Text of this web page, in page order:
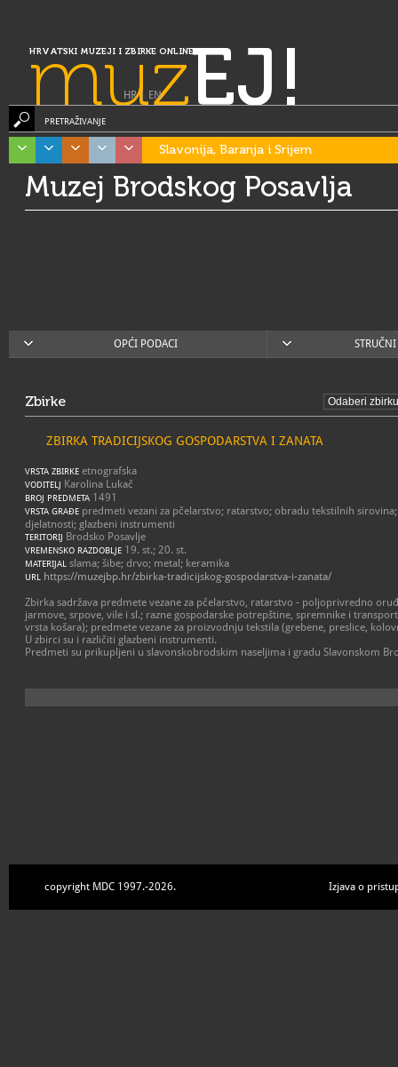
HRVATSKI MUZEJI I ZBIRKE ONLINE
muzEJ!
HR| EN
PRETRAŽIVANJE
Slavonija, Baranja i Srijem
Muzej Brodskog Posavlja
OPĆI PODACI
Zbirke
ZBIRKA TRADICIJSKOG GOSPODARSTVA I ZANATA
VRSTA ZBIRKE etnografska
VODITELJ Karolina Lukač
BROJ PREDMETA 1491
VRSTA GRAĐE predmeti vezani za pčelarstvo; ratarstvo; obradu tekstilnih
djelatnosti; glazbeni instrumenti
TERITORIJ Brodsko Posavlje
VREMENSKO RAZDOBLJE 19. st.; 20. st.
MATERIJAL slama; šibe; drvo; metal; keramika
URL https://muzejbp.hr/zbirka-tradicijskog-gospodarstva-i-zanata/
Zbirka sadržava predmete vezane za pčelarstvo, ratarstvo - poljoprivredno
jarmove, srpove, vile i sl.; razne gospodarske potrepštine, spremnike i
vrsta košara); predmete vezane za proizvodnju tekstila (grebene, preslice,
U zbirci su i različiti glazbeni instrumenti.
Predmeti su prikupljeni u slavonskobrodskim naseljima i gradu Slavonskom
copyright MDC 1997.-2026. Izjava o